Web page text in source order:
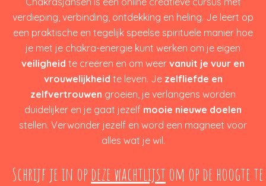
verdieping, verbinding, ontdekking en heling. Je leert op
een praktische en tegelijk speelse spirituele manier hoe
je met je chakra-energie kunt werken om je eigen
veiligheid te creëren en om weer vanuit je vuur en
vrouwelijkheid te leven. Je zelfliefde en
zelfvertrouwen groeien, je verlangens worden
duidelijker en je gaat jezelf mooie nieuwe doelen
stellen. Verwonder jezelf en word een magneet voor
alles wat je wil.
Schrijf je in op deze wachtlijst om op de hoogte